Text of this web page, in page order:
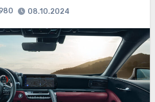
08.10.2024